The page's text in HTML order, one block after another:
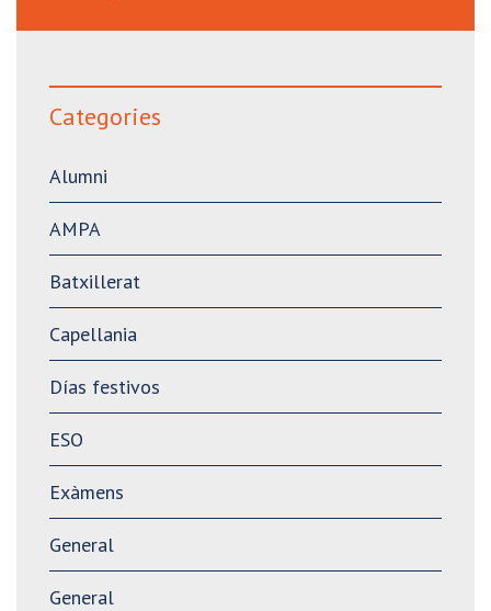
Categories
Alumni
AMPA
Batxillerat
Capellania
Días festivos
ESO
Exàmens
General
General